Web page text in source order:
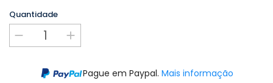
Quantidade
Pague em Paypal. Mais informação